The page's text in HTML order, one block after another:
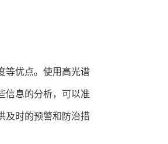
等优点。使用高光谱
信息的分析，可以准
及时的预警和防治措